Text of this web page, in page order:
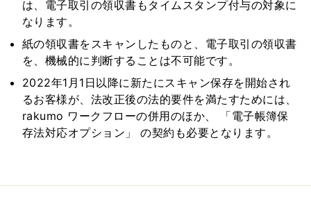
は、電子取引の領収書もタイムスタンプ付与の対象に
なります。
紙の領収書をスキャンしたものと、電子取引の領収書
を、機械的に判断することは不可能です。
2022年1月1日以降に新たにスキャン保存を開始され
るお客様が、法改正後の法的要件を満たすためには、
rakumo ワークフローの併用のほか、 「電子帳簿保
存法対応オプション」 の契約も必要となります。